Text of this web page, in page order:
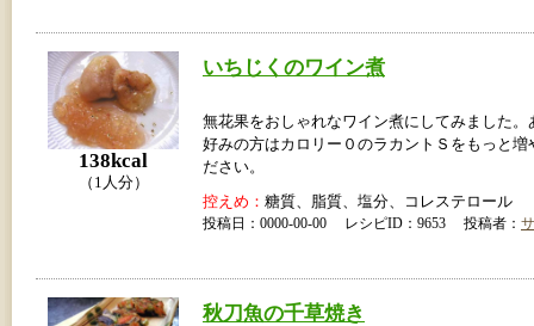
138kcal
（1人分）
いちじくのワイン煮
無花果をおしゃれなワイン煮にしてみました。
好みの方はカロリー０のラカントＳをもっと増
ださい。
控えめ： 糖質、脂質、塩分、コレステロール
投稿日：0000-00-00 レシピID：9653 投稿者：
秋刀魚の千草焼き